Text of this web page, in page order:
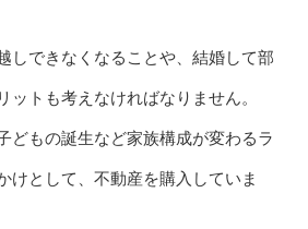
しできなくなることや、結婚して部
ットも考えなければなりません。
どもの誕生など家族構成が変わるラ
けとして、不動産を購入していま